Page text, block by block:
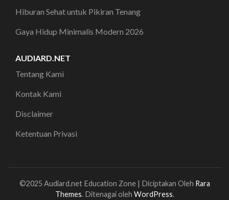
Hiburan Sehat untuk Pikiran Tenang
Gaya Hidup Minimalis Modern 2026
AUDIARD.NET
Tentang Kami
Kontak Kami
Disclaimer
Ketentuan Privasi
©2025 Audiard.net Education Zone | Diciptakan Oleh Rara
Themes. Ditenagai oleh WordPress.